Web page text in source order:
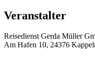
Veranstalter
Reisedienst Gerda Müller
Am Hafen 10, 24376